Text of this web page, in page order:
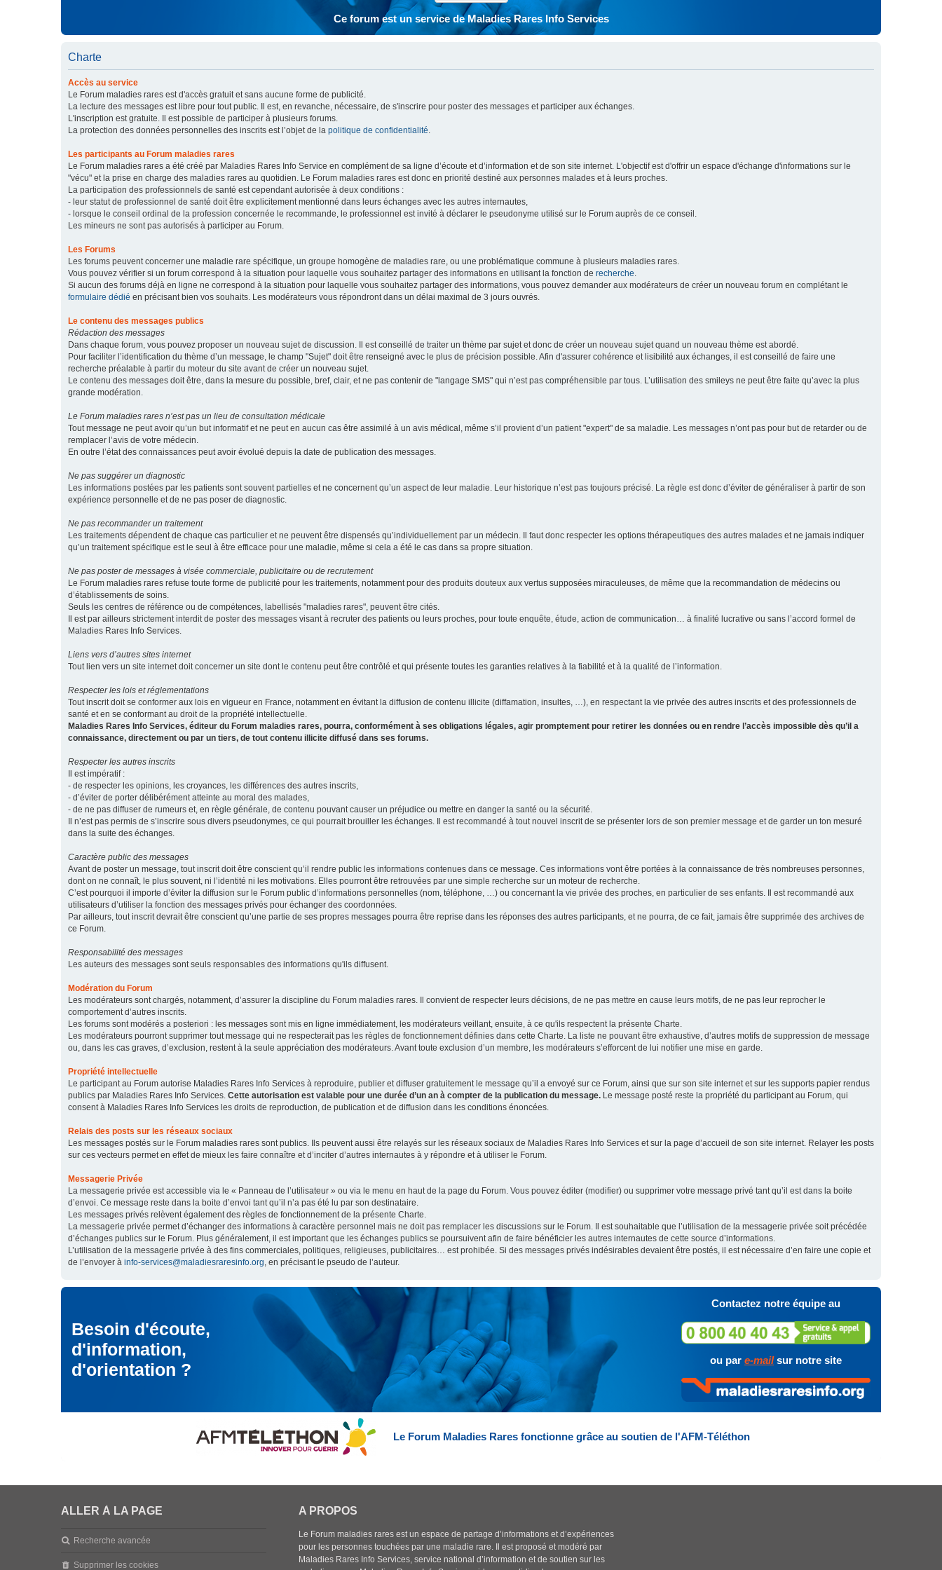
Ce forum est un service de Maladies Rares Info Services
Charte
Accès au service
Le Forum maladies rares est d'accès gratuit et sans aucune forme de publicité.
La lecture des messages est libre pour tout public. Il est, en revanche, nécessaire, de s'inscrire pour poster des messages et participer aux échanges.
L'inscription est gratuite. Il est possible de participer à plusieurs forums.
La protection des données personnelles des inscrits est l’objet de la politique de confidentialité.
Les participants au Forum maladies rares
Le Forum maladies rares a été créé par Maladies Rares Info Service en complément de sa ligne d’écoute et d’information et de son site internet. L'objectif est d'offrir un espace d'échange d'informations sur le
"vécu" et la prise en charge des maladies rares au quotidien. Le Forum maladies rares est donc en priorité destiné aux personnes malades et à leurs proches.
La participation des professionnels de santé est cependant autorisée à deux conditions :
- leur statut de professionnel de santé doit être explicitement mentionné dans leurs échanges avec les autres internautes,
- lorsque le conseil ordinal de la profession concernée le recommande, le professionnel est invité à déclarer le pseudonyme utilisé sur le Forum auprès de ce conseil.
Les mineurs ne sont pas autorisés à participer au Forum.
Les Forums
Les forums peuvent concerner une maladie rare spécifique, un groupe homogène de maladies rare, ou une problématique commune à plusieurs maladies rares.
Vous pouvez vérifier si un forum correspond à la situation pour laquelle vous souhaitez partager des informations en utilisant la fonction de recherche.
Si aucun des forums déjà en ligne ne correspond à la situation pour laquelle vous souhaitez partager des informations, vous pouvez demander aux modérateurs de créer un nouveau forum en complétant le
formulaire dédié en précisant bien vos souhaits. Les modérateurs vous répondront dans un délai maximal de 3 jours ouvrés.
Le contenu des messages publics
Rédaction des messages
Dans chaque forum, vous pouvez proposer un nouveau sujet de discussion. Il est conseillé de traiter un thème par sujet et donc de créer un nouveau sujet quand un nouveau thème est abordé.
Pour faciliter l’identification du thème d’un message, le champ "Sujet" doit être renseigné avec le plus de précision possible. Afin d'assurer cohérence et lisibilité aux échanges, il est conseillé de faire une
recherche préalable à partir du moteur du site avant de créer un nouveau sujet.
Le contenu des messages doit être, dans la mesure du possible, bref, clair, et ne pas contenir de "langage SMS" qui n’est pas compréhensible par tous. L’utilisation des smileys ne peut être faite qu’avec la plus
grande modération.
Le Forum maladies rares n’est pas un lieu de consultation médicale
Tout message ne peut avoir qu’un but informatif et ne peut en aucun cas être assimilé à un avis médical, même s’il provient d’un patient "expert" de sa maladie. Les messages n’ont pas pour but de retarder ou de
remplacer l’avis de votre médecin.
En outre l’état des connaissances peut avoir évolué depuis la date de publication des messages.
Ne pas suggérer un diagnostic
Les informations postées par les patients sont souvent partielles et ne concernent qu’un aspect de leur maladie. Leur historique n’est pas toujours précisé. La règle est donc d’éviter de généraliser à partir de son
expérience personnelle et de ne pas poser de diagnostic.
Ne pas recommander un traitement
Les traitements dépendent de chaque cas particulier et ne peuvent être dispensés qu’individuellement par un médecin. Il faut donc respecter les options thérapeutiques des autres malades et ne jamais indiquer
qu’un traitement spécifique est le seul à être efficace pour une maladie, même si cela a été le cas dans sa propre situation.
Ne pas poster de messages à visée commerciale, publicitaire ou de recrutement
Le Forum maladies rares refuse toute forme de publicité pour les traitements, notamment pour des produits douteux aux vertus supposées miraculeuses, de même que la recommandation de médecins ou
d’établissements de soins.
Seuls les centres de référence ou de compétences, labellisés "maladies rares", peuvent être cités.
Il est par ailleurs strictement interdit de poster des messages visant à recruter des patients ou leurs proches, pour toute enquête, étude, action de communication… à finalité lucrative ou sans l’accord formel de
Maladies Rares Info Services.
Liens vers d’autres sites internet
Tout lien vers un site internet doit concerner un site dont le contenu peut être contrôlé et qui présente toutes les garanties relatives à la fiabilité et à la qualité de l’information.
Respecter les lois et réglementations
Tout inscrit doit se conformer aux lois en vigueur en France, notamment en évitant la diffusion de contenu illicite (diffamation, insultes, …), en respectant la vie privée des autres inscrits et des professionnels de
santé et en se conformant au droit de la propriété intellectuelle.
Maladies Rares Info Services, éditeur du Forum maladies rares, pourra, conformément à ses obligations légales, agir promptement pour retirer les données ou en rendre l’accès impossible dès qu’il a
connaissance, directement ou par un tiers, de tout contenu illicite diffusé dans ses forums.
Respecter les autres inscrits
Il est impératif :
- de respecter les opinions, les croyances, les différences des autres inscrits,
- d’éviter de porter délibérément atteinte au moral des malades,
- de ne pas diffuser de rumeurs et, en règle générale, de contenu pouvant causer un préjudice ou mettre en danger la santé ou la sécurité.
Il n’est pas permis de s’inscrire sous divers pseudonymes, ce qui pourrait brouiller les échanges. Il est recommandé à tout nouvel inscrit de se présenter lors de son premier message et de garder un ton mesuré
dans la suite des échanges.
Caractère public des messages
Avant de poster un message, tout inscrit doit être conscient qu’il rendre public les informations contenues dans ce message. Ces informations vont être portées à la connaissance de très nombreuses personnes,
dont on ne connaît, le plus souvent, ni l’identité ni les motivations. Elles pourront être retrouvées par une simple recherche sur un moteur de recherche.
C’est pourquoi il importe d’éviter la diffusion sur le Forum public d’informations personnelles (nom, téléphone, …) ou concernant la vie privée des proches, en particulier de ses enfants. Il est recommandé aux
utilisateurs d’utiliser la fonction des messages privés pour échanger des coordonnées.
Par ailleurs, tout inscrit devrait être conscient qu’une partie de ses propres messages pourra être reprise dans les réponses des autres participants, et ne pourra, de ce fait, jamais être supprimée des archives de
ce Forum.
Responsabilité des messages
Les auteurs des messages sont seuls responsables des informations qu'ils diffusent.
Modération du Forum
Les modérateurs sont chargés, notamment, d’assurer la discipline du Forum maladies rares. Il convient de respecter leurs décisions, de ne pas mettre en cause leurs motifs, de ne pas leur reprocher le
comportement d’autres inscrits.
Les forums sont modérés a posteriori : les messages sont mis en ligne immédiatement, les modérateurs veillant, ensuite, à ce qu'ils respectent la présente Charte.
Les modérateurs pourront supprimer tout message qui ne respecterait pas les règles de fonctionnement définies dans cette Charte. La liste ne pouvant être exhaustive, d’autres motifs de suppression de message
ou, dans les cas graves, d’exclusion, restent à la seule appréciation des modérateurs. Avant toute exclusion d’un membre, les modérateurs s’efforcent de lui notifier une mise en garde.
Propriété intellectuelle
Le participant au Forum autorise Maladies Rares Info Services à reproduire, publier et diffuser gratuitement le message qu’il a envoyé sur ce Forum, ainsi que sur son site internet et sur les supports papier rendus
publics par Maladies Rares Info Services. Cette autorisation est valable pour une durée d’un an à compter de la publication du message. Le message posté reste la propriété du participant au Forum, qui
consent à Maladies Rares Info Services les droits de reproduction, de publication et de diffusion dans les conditions énoncées.
Relais des posts sur les réseaux sociaux
Les messages postés sur le Forum maladies rares sont publics. Ils peuvent aussi être relayés sur les réseaux sociaux de Maladies Rares Info Services et sur la page d’accueil de son site internet. Relayer les posts
sur ces vecteurs permet en effet de mieux les faire connaître et d’inciter d’autres internautes à y répondre et à utiliser le Forum.
Messagerie Privée
La messagerie privée est accessible via le « Panneau de l’utilisateur » ou via le menu en haut de la page du Forum. Vous pouvez éditer (modifier) ou supprimer votre message privé tant qu’il est dans la boite
d’envoi. Ce message reste dans la boite d’envoi tant qu’il n’a pas été lu par son destinataire.
Les messages privés relèvent également des règles de fonctionnement de la présente Charte.
La messagerie privée permet d’échanger des informations à caractère personnel mais ne doit pas remplacer les discussions sur le Forum. Il est souhaitable que l’utilisation de la messagerie privée soit précédée
d’échanges publics sur le Forum. Plus généralement, il est important que les échanges publics se poursuivent afin de faire bénéficier les autres internautes de cette source d’informations.
L’utilisation de la messagerie privée à des fins commerciales, politiques, religieuses, publicitaires… est prohibée. Si des messages privés indésirables devaient être postés, il est nécessaire d’en faire une copie et
de l’envoyer à info-services@maladiesraresinfo.org, en précisant le pseudo de l’auteur.
Besoin d'écoute,
d'information,
d'orientation ?
Contactez notre équipe au
ou par e-mailsur notre site
Le Forum Maladies Rares fonctionne grâce au soutien de l'AFM-Téléthon
ALLER À LA PAGE
Recherche avancée
Supprimer les cookies
A PROPOS
Le Forum maladies rares est un espace de partage d’informations et d’expériences
pour les personnes touchées par une maladie rare. Il est proposé et modéré par
Maladies Rares Info Services, service national d’information et de soutien sur les